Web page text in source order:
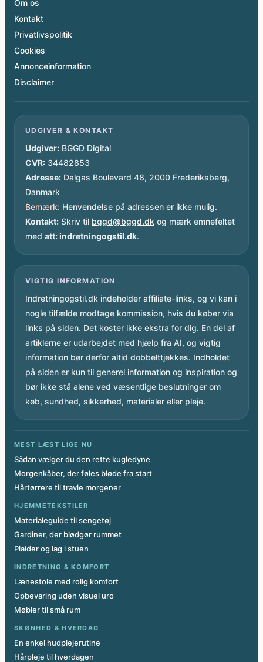
Om os
Kontakt
Privatlivspolitik
Cookies
Annonceinformation
Disclaimer
UDGIVER & KONTAKT
Udgiver: BGGD Digital
CVR: 34482853
Adresse: Dalgas Boulevard 48, 2000 Frederiksberg,
Danmark
Bemærk: Henvendelse på adressen er ikke mulig.
Kontakt: Skriv til bggd@bggd.dk og mærk emnefeltet
med att: indretningogstil.dk.
VIGTIG INFORMATION
Indretningogstil.dk indeholder affiliate-links, og vi kan i
nogle tilfælde modtage kommission, hvis du køber via
links på siden. Det koster ikke ekstra for dig. En del af
artiklerne er udarbejdet med hjælp fra AI, og vigtig
information bør derfor altid dobbelttjekkes. Indholdet
på siden er kun til generel information og inspiration og
bør ikke stå alene ved væsentlige beslutninger om
køb, sundhed, sikkerhed, materialer eller pleje.
MEST LÆST LIGE NU
Sådan vælger du den rette kugledyne
Morgenkåber, der føles bløde fra start
Hårtørrere til travle morgener
HJEMMETEKSTILER
Materialeguide til sengetøj
Gardiner, der blødgør rummet
Plaider og lag i stuen
INDRETNING & KOMFORT
Lænestole med rolig komfort
Opbevaring uden visuel uro
Møbler til små rum
SKØNHED & HVERDAG
En enkel hudplejerutine
Hårpleje til hverdagen